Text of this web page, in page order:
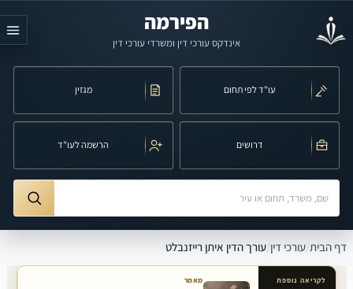
הפירמה
אינדקס עורכי דין ומשרדי עורכי דין
עו"ד לפי תחום מגזין
דרושים הרשמה לעו"ד
חיפוש לפי שם, משרד, תחום משפט או עיר
דף הבית/עורכי דין/עורך הדין איתן רייזנבלט
לקריאה נוספת מאמר